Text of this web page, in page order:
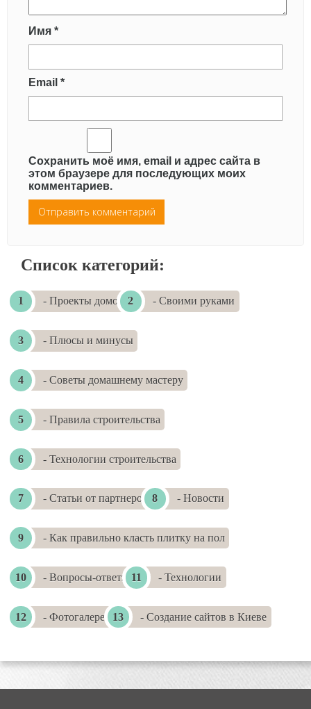
Имя *
Email *
Сохранить моё имя, email и адрес сайта в
этом браузере для последующих моих
комментариев.
Список категорий:
- Проекты домов - Своими руками
- Плюсы и минусы
- Советы домашнему мастеру
- Правила строительства
- Технологии строительства
- Статьи от партнеров - Новости
- Как правильно класть плитку на пол
- Вопросы-ответы - Технологии
- Фотогалереи - Создание сайтов в Киеве